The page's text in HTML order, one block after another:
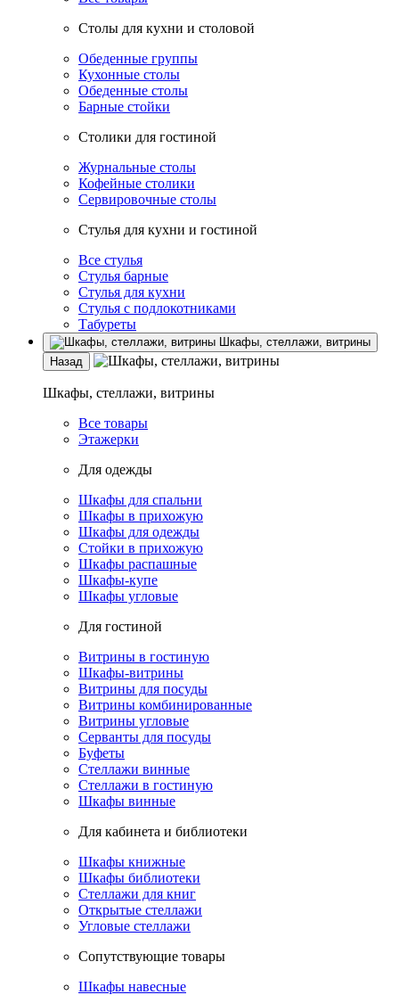
Столы для кухни и столовой
Обеденные группы
Кухонные столы
Обеденные столы
Барные стойки
Столики для гостиной
Журнальные столы
Кофейные столики
Сервировочные столы
Стулья для кухни и гостиной
Все стулья
Стулья барные
Стулья для кухни
Стулья с подлокотниками
Табуреты
Шкафы, стеллажи, витрины
Назад
Шкафы, стеллажи, витрины
Все товары
Этажерки
Для одежды
Шкафы для спальни
Шкафы в прихожую
Шкафы для одежды
Стойки в прихожую
Шкафы распашные
Шкафы-купе
Шкафы угловые
Для гостиной
Витрины в гостиную
Шкафы-витрины
Витрины для посуды
Витрины комбинированные
Витрины угловые
Серванты для посуды
Буфеты
Стеллажи винные
Стеллажи в гостиную
Шкафы винные
Для кабинета и библиотеки
Шкафы книжные
Шкафы библиотеки
Стеллажи для книг
Открытые стеллажи
Угловые стеллажи
Сопутствующие товары
Шкафы навесные